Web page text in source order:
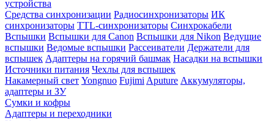
устройства
Средства синхронизации Радиосинхронизаторы ИК
синхронизаторы TTL-синхронизаторы Синхрокабели
Вспышки Вспышки для Canon Вспышки для Nikon Ведущие
вспышки Ведомые вспышки Рассеиватели Держатели для
вспышек Адаптеры на горячий башмак Насадки на вспышки
Источники питания Чехлы для вспышек
Накамерный свет Yongnuo Fujimi Aputure Аккумуляторы,
адаптеры и ЗУ
Сумки и кофры
Адаптеры и переходники